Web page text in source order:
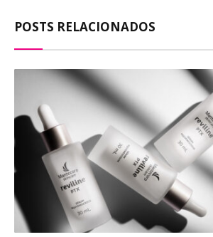
POSTS RELACIONADOS